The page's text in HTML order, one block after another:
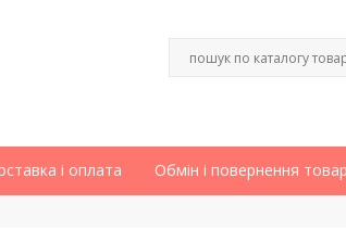
і оплата Обмін і повернення